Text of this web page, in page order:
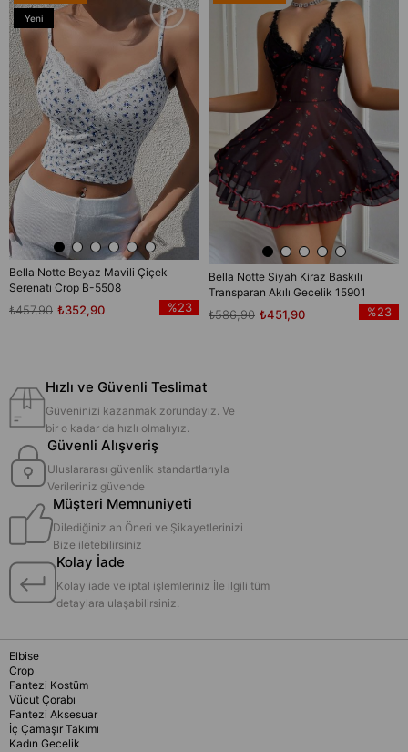
Bella Notte Beyaz Mavili Çiçek
Serenatı Crop B-5508
₺352,90
₺457,90 %23
Yeni
Bella Notte Siyah Kiraz Baskılı
Transparan Akılı Gecelik 15901
₺451,90
₺586,90 %23
Hızlı ve Güvenli Teslimat
Güveninizi kazanmak zorundayız. Ve
bir o kadar da hızlı olmalıyız.
Güvenli Alışveriş
Uluslararası güvenlik standartlarıyla
Verileriniz güvende
Müşteri Memnuniyeti
Dilediğiniz an Öneri ve Şikayetlerinizi
Bize iletebilirsiniz
Kolay İade
Kolay iade ve iptal işlemleriniz İle ilgili tüm
detaylara ulaşabilirsiniz.
Elbise
Crop
Fantezi Kostüm
Vücut Çorabı
Fantezi Aksesuar
İç Çamaşır Takımı
Kadın Gecelik